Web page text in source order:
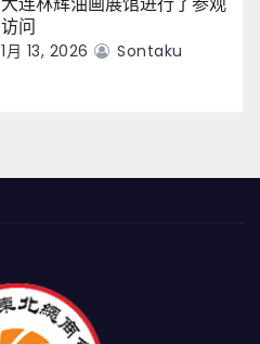
大连林辉油画展馆进行了参观
访问
1月 13, 2026 Sontaku